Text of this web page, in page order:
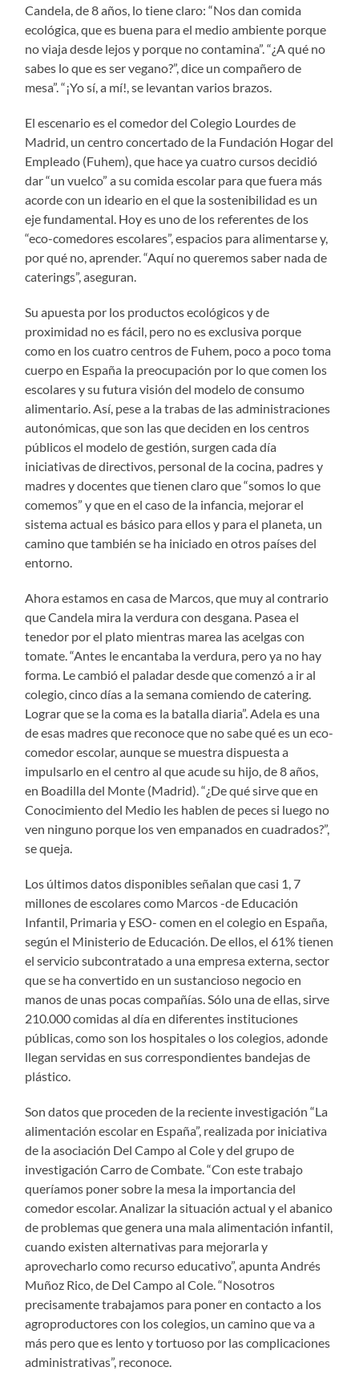
Candela, de 8 años, lo tiene claro: “Nos dan comida
ecológica, que es buena para el medio ambiente porque
no viaja desde lejos y porque no contamina”. “¿A qué no
sabes lo que es ser vegano?”, dice un compañero de
mesa”. “¡Yo sí, a mí!, se levantan varios brazos.
El escenario es el comedor del Colegio Lourdes de
Madrid, un centro concertado de la Fundación Hogar del
Empleado (Fuhem), que hace ya cuatro cursos decidió
dar “un vuelco” a su comida escolar para que fuera más
acorde con un ideario en el que la sostenibilidad es un
eje fundamental. Hoy es uno de los referentes de los
“eco-comedores escolares”, espacios para alimentarse y,
por qué no, aprender. “Aquí no queremos saber nada de
caterings”, aseguran.
Su apuesta por los productos ecológicos y de
proximidad no es fácil, pero no es exclusiva porque
como en los cuatro centros de Fuhem, poco a poco toma
cuerpo en España la preocupación por lo que comen los
escolares y su futura visión del modelo de consumo
alimentario. Así, pese a la trabas de las administraciones
autonómicas, que son las que deciden en los centros
públicos el modelo de gestión, surgen cada día
iniciativas de directivos, personal de la cocina, padres y
madres y docentes que tienen claro que “somos lo que
comemos” y que en el caso de la infancia, mejorar el
sistema actual es básico para ellos y para el planeta, un
camino que también se ha iniciado en otros países del
entorno.
Ahora estamos en casa de Marcos, que muy al contrario
que Candela mira la verdura con desgana. Pasea el
tenedor por el plato mientras marea las acelgas con
tomate. “Antes le encantaba la verdura, pero ya no hay
forma. Le cambió el paladar desde que comenzó a ir al
colegio, cinco días a la semana comiendo de catering.
Lograr que se la coma es la batalla diaria”. Adela es una
de esas madres que reconoce que no sabe qué es un eco-
comedor escolar, aunque se muestra dispuesta a
impulsarlo en el centro al que acude su hijo, de 8 años,
en Boadilla del Monte (Madrid). “¿De qué sirve que en
Conocimiento del Medio les hablen de peces si luego no
ven ninguno porque los ven empanados en cuadrados?”,
se queja.
Los últimos datos disponibles señalan que casi 1, 7
millones de escolares como Marcos -de Educación
Infantil, Primaria y ESO- comen en el colegio en España,
según el Ministerio de Educación. De ellos, el 61% tienen
el servicio subcontratado a una empresa externa, sector
que se ha convertido en un sustancioso negocio en
manos de unas pocas compañías. Sólo una de ellas, sirve
210.000 comidas al día en diferentes instituciones
públicas, como son los hospitales o los colegios, adonde
llegan servidas en sus correspondientes bandejas de
plástico.
Son datos que proceden de la reciente investigación “La
alimentación escolar en España”, realizada por iniciativa
de la asociación Del Campo al Cole y del grupo de
investigación Carro de Combate. “Con este trabajo
queríamos poner sobre la mesa la importancia del
comedor escolar. Analizar la situación actual y el abanico
de problemas que genera una mala alimentación infantil,
cuando existen alternativas para mejorarla y
aprovecharlo como recurso educativo”, apunta Andrés
Muñoz Rico, de Del Campo al Cole. “Nosotros
precisamente trabajamos para poner en contacto a los
agroproductores con los colegios, un camino que va a
más pero que es lento y tortuoso por las complicaciones
administrativas”, reconoce.